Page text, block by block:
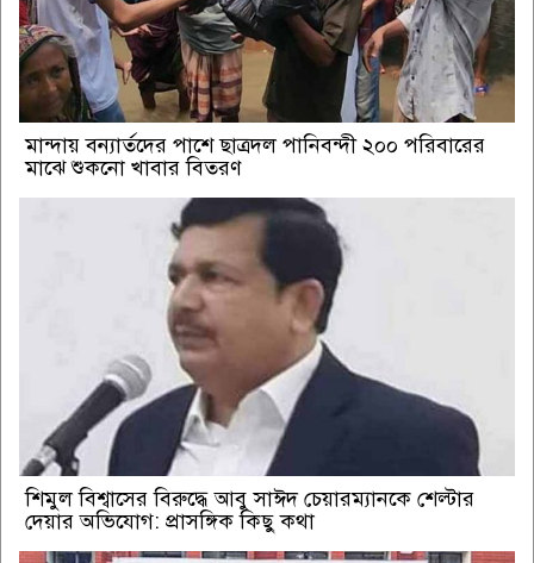
মান্দায় বন্যার্তদের পাশে ছাত্রদল পানিবন্দী ২০০ পরিবারের
মাঝে শুকনো খাবার বিতরণ
শিমুল বিশ্বাসের বিরুদ্ধে আবু সাঈদ চেয়ারম্যানকে শেল্টার
দেয়ার অভিযোগ: প্রাসঙ্গিক কিছু কথা